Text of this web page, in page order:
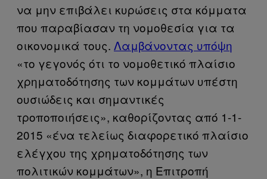
να μην επιβάλει κυρώσεις στα κόμματα
που παραβίασαν τη νομοθεσία για τα
οικονομικά τους. Λαμβάνοντας υπόψη
«το γεγονός ότι το νομοθετικό πλαίσιο
χρηματοδότησης των κομμάτων υπέστη
ουσιώδεις και σημαντικές
τροποποιήσεις», καθορίζοντας από 1-1-
2015 «ένα τελείως διαφορετικό πλαίσιο
ελέγχου της χρηματοδότησης των
πολιτικών κομμάτων», η Επιτροπή